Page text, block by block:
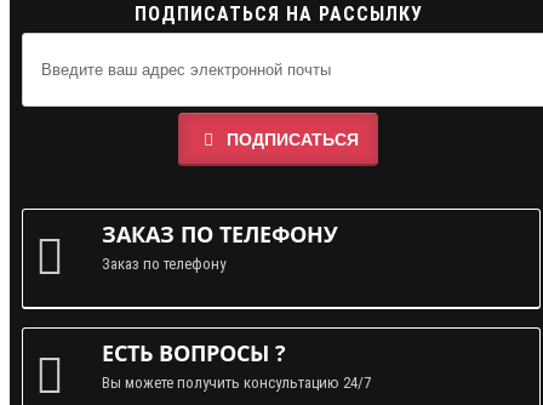
ПОДПИСАТЬСЯ НА РАССЫЛКУ
ПОДПИСАТЬСЯ
ЗАКАЗ ПО ТЕЛЕФОНУ
Заказ по телефону
ЕСТЬ ВОПРОСЫ ?
Вы можете получить консультацию 24/7